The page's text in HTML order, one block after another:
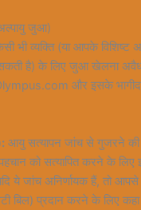
जुआ)
भी व्यक्ति (या आपके विशिष्ट
है) के लिए जुआ खेलना
और इसके भागीदार
आयु सत्यापन जांच से गुजरने की
को सत्यापित करने के लिए
ये जांच अनिर्णायक हैं, तो
बिल) प्रदान करने के लिए